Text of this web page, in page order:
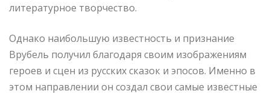
литературное творчество.
Однако наибольшую известность и признание
Врубель получил благодаря своим изображениям
героев и сцен из русских сказок и эпосов. Именно в
этом направлении он создал свои самые известные